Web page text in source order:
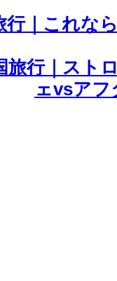
行｜これな
旅行｜スト
ェvsアフ